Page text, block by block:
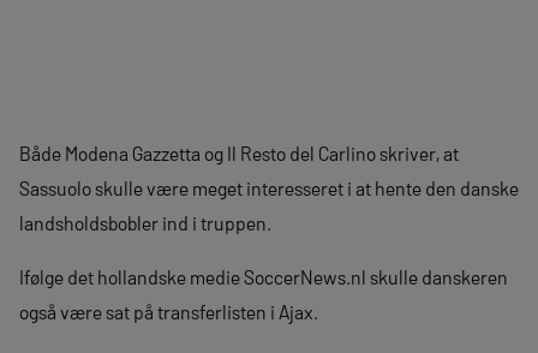
Både Modena Gazzetta og Il Resto del Carlino skriver, at
Sassuolo skulle være meget interesseret i at hente den danske
landsholdsbobler ind i truppen.
Ifølge det hollandske medie SoccerNews.nl skulle danskeren
også være sat på transferlisten i Ajax.